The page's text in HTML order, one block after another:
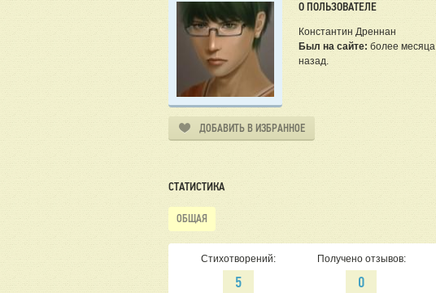
О ПОЛЬЗОВАТЕЛЕ
Константин Дреннан
Был на сайте: более месяца
назад.
ДОБАВИТЬ В ИЗБРАННОЕ
СТАТИСТИКА
ОБЩАЯ
Стихотворений:
5
Получено отзывов:
0